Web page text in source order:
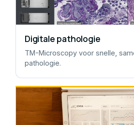
Digitale pathologie
TM-Microscopy voor snelle,
pathologie.